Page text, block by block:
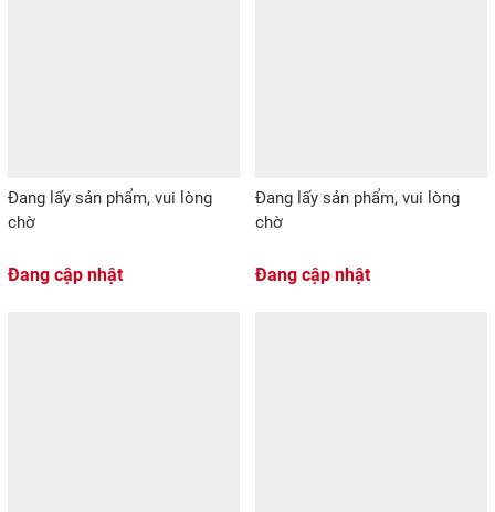
Đang lấy sản phẩm, vui lòng
chờ
Đang cập nhật
Đang lấy sản phẩm, vui lòng
chờ
Đang cập nhật